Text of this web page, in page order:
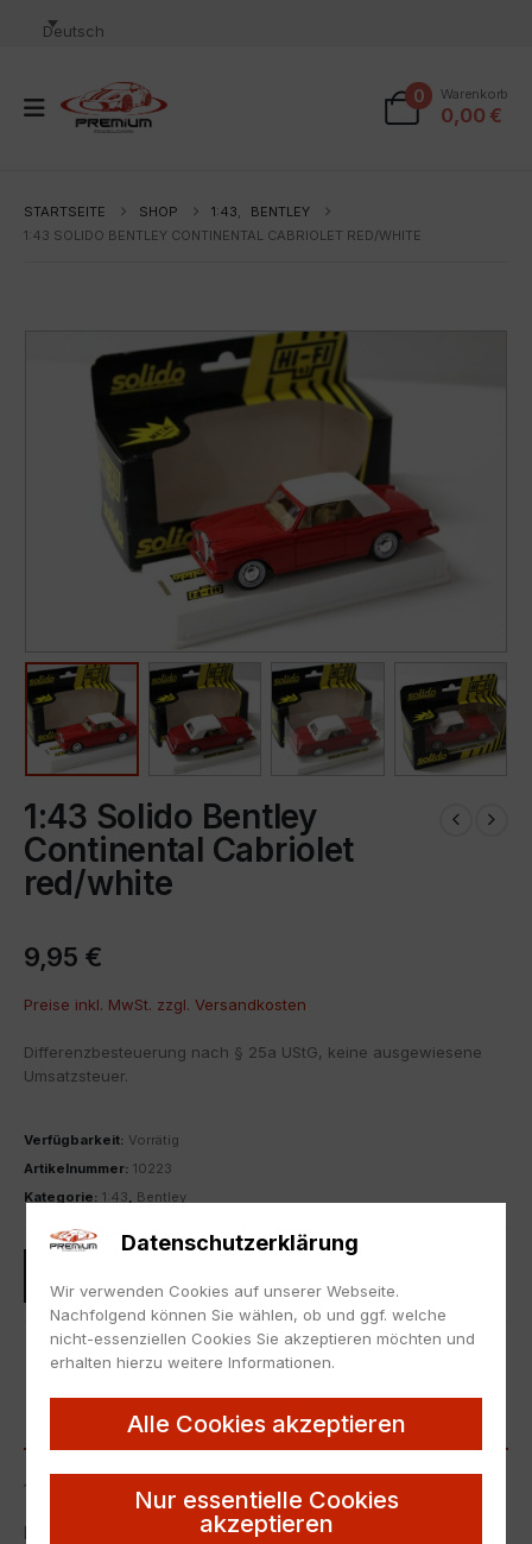
Deutsch
0 Warenkorb
0,00 €
STARTSEITE SHOP 1:43,
BENTLEY
1:43 SOLIDO BENTLEY CONTINENTAL CABRIOLET RED/WHITE
1:43 Solido Bentley
Continental Cabriolet
red/white
9,95 €
Preise inkl. MwSt. zzgl. Versandkosten
Differenzbesteuerung nach § 25a UStG, keine ausgewiesene
Umsatzsteuer.
Verfügbarkeit: Vorrätig
Artikelnummer: 10223
Kategorie: 1:43 Bentley
ZUR MERKLISTE HINZUFÜGEN
BESCHREIBUNG
1:43 Solido Bentley Continental Cabriolet red/white
Neu, die Originalverpackung weist Lagerspuren auf.
Datenschutzerklärung
Wir verwenden Cookies auf unserer Webseite.
Nachfolgend können Sie wählen, ob und ggf. welche
nicht-essenziellen Cookies Sie akzeptieren möchten und
erhalten hierzu weitere Informationen.
Alle Cookies akzeptieren
Nur essentielle Cookies
akzeptieren